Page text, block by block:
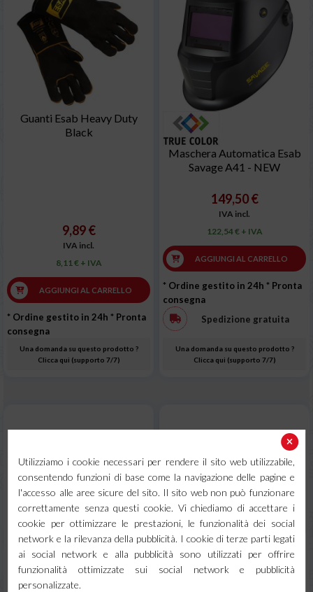
Guanti Esab Heavy Duty
Black
9,89 €
IVA incl.
8,11 € + IVA
AGGIUNGI AL CARRELLO
* Ordine gestito in 24h * Pronta
consegna
Una domanda su questo prodotto ?
Clicca qui (supporto 7/7)
Maschera Automatica Esab
Savage A41 - NEW
149,50 €
IVA incl.
122,54 € + IVA
AGGIUNGI AL CARRELLO
* Ordine gestito in 24h * Pronta
consegna
Spedizione gratuita
Una domanda su questo prodotto ?
Clicca qui (supporto 7/7)
Maschera manuale in fibra
601HP completa di vetri
Lente di protezione esterna
per maschera ESAB SAVAGE
Utilizziamo i cookie necessari per rendere il sito web utilizzabile,
consentendo funzioni di base come la navigazione delle pagine e
l'accesso alle aree sicure del sito. Il sito web non può funzionare
correttamente senza questi cookie. Vi chiediamo di accettare i
cookie per ottimizzare le prestazioni, le funzionalità dei social
network e la rilevanza della pubblicità. I cookie di terze parti legati
ai social network e alla pubblicità sono utilizzati per offrire
funzionalità ottimizzate sui social network e pubblicità
personalizzate.